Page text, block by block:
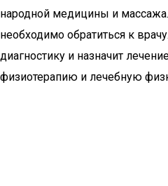
народной медицины и
необходимо обратиться к
диагностику и назначит
физиотерапию и лечебную